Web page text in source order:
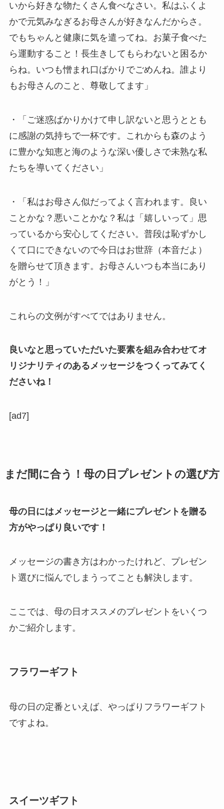
いから好きな物たくさん食べなさい。私はふくよ
かで元気みなぎるお母さんが好きなんだからさ。
でもちゃんと健康に気を遣ってね。お菓子食べた
ら運動すること！長生きしてもらわないと困るか
らね。いつも憎まれ口ばかりでごめんね。誰より
もお母さんのこと、尊敬してます」
・「ご迷惑ばかりかけて申し訳ないと思うととも
に感謝の気持ちで一杯です。これからも森のよう
に豊かな知恵と海のような深い優しさで未熟な私
たちを導いてください」
・「私はお母さん似だってよく言われます。良い
ことかな？悪いことかな？私は「嬉しいって」思
っているから安心してください。普段は恥ずかし
くて口にできないので今日はお世辞（本音だよ）
を贈らせて頂きます。お母さんいつも本当にあり
がとう！」
これらの文例がすべてではありません。
良いなと思っていただいた要素を組み合わせてオ
リジナリティのあるメッセージをつくってみてく
ださいね！
[ad7]
まだ間に合う！母の日プレゼントの選び方
母の日にはメッセージと一緒にプレゼントを贈る
方がやっぱり良いです！
メッセージの書き方はわかったけれど、プレゼン
ト選びに悩んでしまうってことも解決します。
ここでは、母の日オススメのプレゼントをいくつ
かご紹介します。
フラワーギフト
母の日の定番といえば、やっぱりフラワーギフト
ですよね。
スイーツギフト